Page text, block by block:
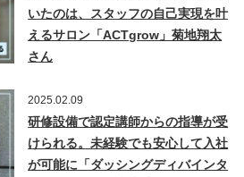
いたのは、スタッフの自己実現を叶
えるサロン「ACTgrow」菊地翔太
さん
2025.02.09
研修設備で認定講師からの指導が受
けられる。未経験でも安心して入社
が可能に「ダッシングディバインタ